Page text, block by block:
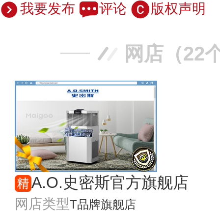
我要发布
评论 版权声明
网店（22
A.O.史密斯官方旗舰店
网店类型T品牌旗舰店